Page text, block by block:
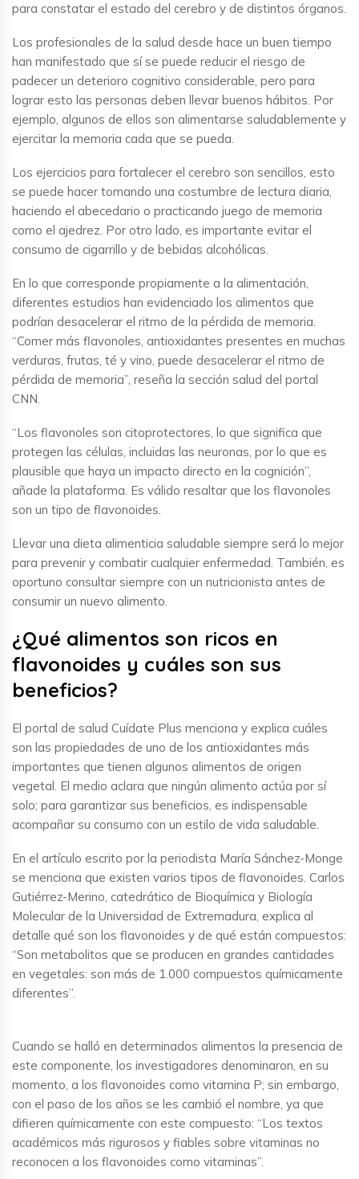
para constatar el estado del cerebro y de distintos órganos.
Los profesionales de la salud desde hace un buen tiempo
han manifestado que sí se puede reducir el riesgo de
padecer un deterioro cognitivo considerable, pero para
lograr esto las personas deben llevar buenos hábitos. Por
ejemplo, algunos de ellos son alimentarse saludablemente y
ejercitar la memoria cada que se pueda.
Los ejercicios para fortalecer el cerebro son sencillos, esto
se puede hacer tomando una costumbre de lectura diaria,
haciendo el abecedario o practicando juego de memoria
como el ajedrez. Por otro lado, es importante evitar el
consumo de cigarrillo y de bebidas alcohólicas.
En lo que corresponde propiamente a la alimentación,
diferentes estudios han evidenciado los alimentos que
podrían desacelerar el ritmo de la pérdida de memoria.
“Comer más flavonoles, antioxidantes presentes en muchas
verduras, frutas, té y vino, puede desacelerar el ritmo de
pérdida de memoria”, reseña la sección salud del portal
CNN.
“Los flavonoles son citoprotectores, lo que significa que
protegen las células, incluidas las neuronas, por lo que es
plausible que haya un impacto directo en la cognición”,
añade la plataforma. Es válido resaltar que los flavonoles
son un tipo de flavonoides.
Llevar una dieta alimenticia saludable siempre será lo mejor
para prevenir y combatir cualquier enfermedad. También, es
oportuno consultar siempre con un nutricionista antes de
consumir un nuevo alimento.
¿Qué alimentos son ricos en
flavonoides y cuáles son sus
beneficios?
El portal de salud Cuídate Plus menciona y explica cuáles
son las propiedades de uno de los antioxidantes más
importantes que tienen algunos alimentos de origen
vegetal. El medio aclara que ningún alimento actúa por sí
solo; para garantizar sus beneficios, es indispensable
acompañar su consumo con un estilo de vida saludable.
En el artículo escrito por la periodista María Sánchez-Monge
se menciona que existen varios tipos de flavonoides. Carlos
Gutiérrez-Merino, catedrático de Bioquímica y Biología
Molecular de la Universidad de Extremadura, explica al
detalle qué son los flavonoides y de qué están compuestos:
“Son metabolitos que se producen en grandes cantidades
en vegetales: son más de 1.000 compuestos químicamente
diferentes”.
Cuando se halló en determinados alimentos la presencia de
este componente, los investigadores denominaron, en su
momento, a los flavonoides como vitamina P; sin embargo,
con el paso de los años se les cambió el nombre, ya que
difieren químicamente con este compuesto: “Los textos
académicos más rigurosos y fiables sobre vitaminas no
reconocen a los flavonoides como vitaminas”.